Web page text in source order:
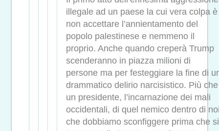
illegale ad un paese la cui vera colpa è
non accettare l’annientamento del
popolo palestinese e nemmeno il
proprio. Anche quando creperà Trump
scenderanno in piazza milioni di
persone ma per festeggiare la fine di
drammatico delirio narcisistico. Più che
un presidente, l’incarnazione dei mali
occidentali, di quel nemico dentro di
che dobbiamo sconfiggere prima che